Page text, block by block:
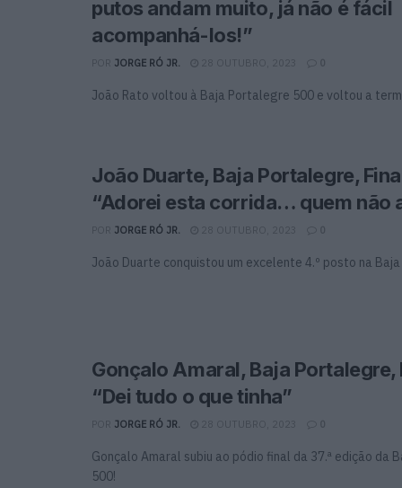
putos andam muito, já não é fácil
acompanhá-los!”
JORGE RÓ JR. 28 OUTUBRO, 2023 0
João Rato voltou à Baja Portalegre 500 e voltou a
João Duarte, Baja Portalegre,
“Adorei esta corrida… quem não
JORGE RÓ JR. 28 OUTUBRO, 2023 0
João Duarte conquistou um excelente 4.º posto na
Gonçalo Amaral, Baja Portalegre,
“Dei tudo o que tinha”
JORGE RÓ JR. 28 OUTUBRO, 2023 0
Gonçalo Amaral subiu ao pódio final da 37.ª edição da
500!